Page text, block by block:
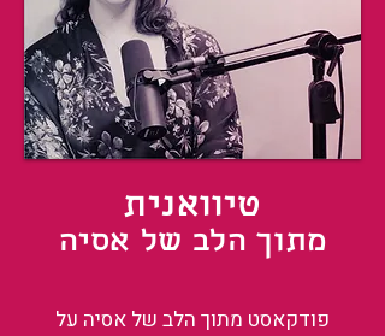
טיוואנית
מתוך הלב של אסיה
פודקאסט מתוך הלב של אסיה על